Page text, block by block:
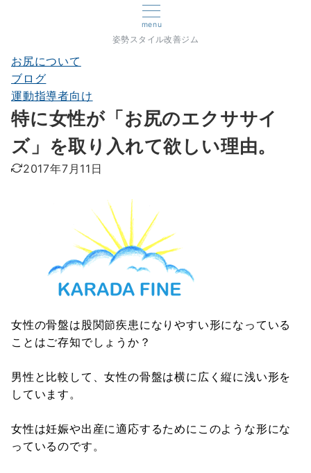
menu
姿勢スタイル改善ジム
お尻について
ブログ
運動指導者向け
特に女性が「お尻のエクササイ
ズ」を取り入れて欲しい理由。
2017年7月11日
女性の骨盤は股関節疾患になりやすい形になっている
ことはご存知でしょうか？
男性と比較して、女性の骨盤は横に広く縦に浅い形を
しています。
女性は妊娠や出産に適応するためにこのような形にな
っているのです。